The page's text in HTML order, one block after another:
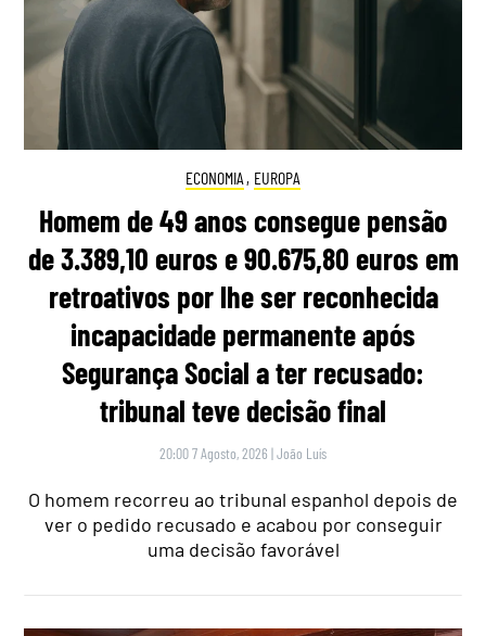
ECONOMIA , EUROPA
Homem de 49 anos consegue pensão
de 3.389,10 euros e 90.675,80 euros em
retroativos por lhe ser reconhecida
incapacidade permanente após
Segurança Social a ter recusado:
tribunal teve decisão final
20:00 7 Agosto, 2026 |João Luís
O homem recorreu ao tribunal espanhol depois de
ver o pedido recusado e acabou por conseguir
uma decisão favorável